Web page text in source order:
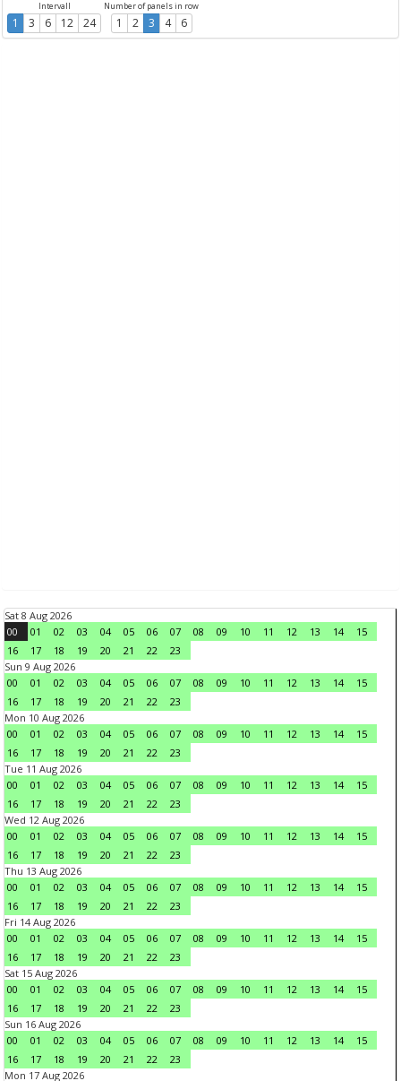
Intervall
1 3 6 12 24
Number of panels in row
1 2 3 4 6
Sat 8 Aug 2026
00
01 02 03 04 05 06 07 08 09 10 11 12 13 14
15
16
17 18 19 20 21 22
23
Sun 9 Aug 2026
00
01 02 03 04 05 06 07 08 09 10 11 12 13 14
15
16
17 18 19 20 21 22
23
Mon 10 Aug 2026
00
01 02 03 04 05 06 07 08 09 10 11 12 13 14
15
16
17 18 19 20 21 22
23
Tue 11 Aug 2026
00
01 02 03 04 05 06 07 08 09 10 11 12 13 14
15
16
17 18 19 20 21 22
23
Wed 12 Aug 2026
00
01 02 03 04 05 06 07 08 09 10 11 12 13 14
15
16
17 18 19 20 21 22
23
Thu 13 Aug 2026
00
01 02 03 04 05 06 07 08 09 10 11 12 13 14
15
16
17 18 19 20 21 22
23
Fri 14 Aug 2026
00
01 02 03 04 05 06 07 08 09 10 11 12 13 14
15
16
17 18 19 20 21 22
23
Sat 15 Aug 2026
00
01 02 03 04 05 06 07 08 09 10 11 12 13 14
15
16
17 18 19 20 21 22
23
Sun 16 Aug 2026
00
01 02 03 04 05 06 07 08 09 10 11 12 13 14
15
16
17 18 19 20 21 22
23
Mon 17 Aug 2026